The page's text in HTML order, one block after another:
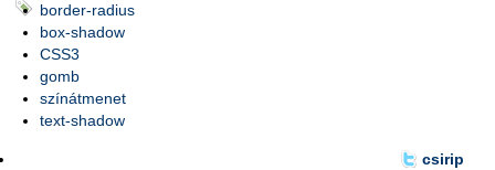
border-radius
box-shadow
CSS3
gomb
színátmenet
text-shadow
csirip